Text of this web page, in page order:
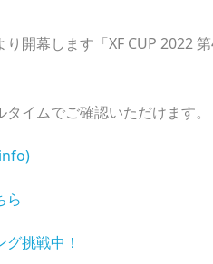
開幕します「XF CUP 2022
イムでご確認いただけます。
ら
挑戦中！